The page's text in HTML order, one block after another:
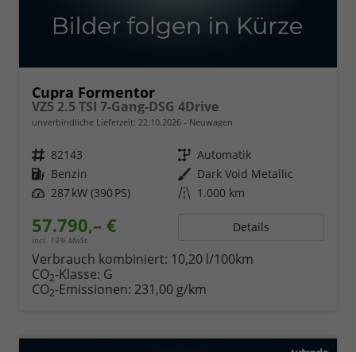
Cupra Formentor
VZ5 2.5 TSI 7-Gang-DSG 4Drive
unverbindliche Lieferzeit: 22.10.2026 Neuwagen
Fahrzeugnr. 82143 Getriebe Automatik
Kraftstoff Benzin Außenfarbe Dark Void Metallic
Leistung 287 kW (390 PS) Kilometerstand 1.000 km
57.790,– €
incl. 19% MwSt.
Details
Verbrauch kombiniert: 10,20 l/100km
CO2-Klasse: G
CO2-Emissionen: 231,00 g/km